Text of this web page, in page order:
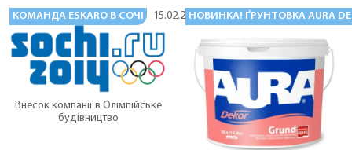
КОМАНДА ESKARO В СОЧІ 15.02.2014
Внесок компанії в Олімпійське
будівництво
НОВИНКА! ҐРУНТОВКА AURA